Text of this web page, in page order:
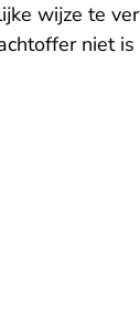
wijze te
niet